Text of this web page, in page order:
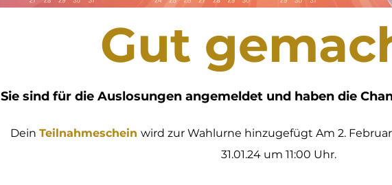
Gut
Sie sind für die Auslosungen angemeldet und haben die
Dein Teilnahmeschein wird zur Wahlurne hinzugefügt Am 2.
31.01.24 um 11:00 Uhr.